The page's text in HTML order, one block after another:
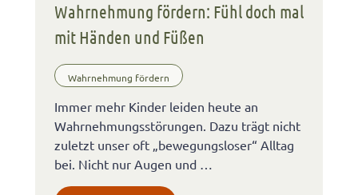
Wahrnehmung fördern: Fühl doch mal
mit Händen und Füßen
Wahrnehmung fördern
Immer mehr Kinder leiden heute an
Wahrnehmungsstörungen. Dazu trägt nicht
zuletzt unser oft „bewegungsloser“ Alltag
bei. Nicht nur Augen und …